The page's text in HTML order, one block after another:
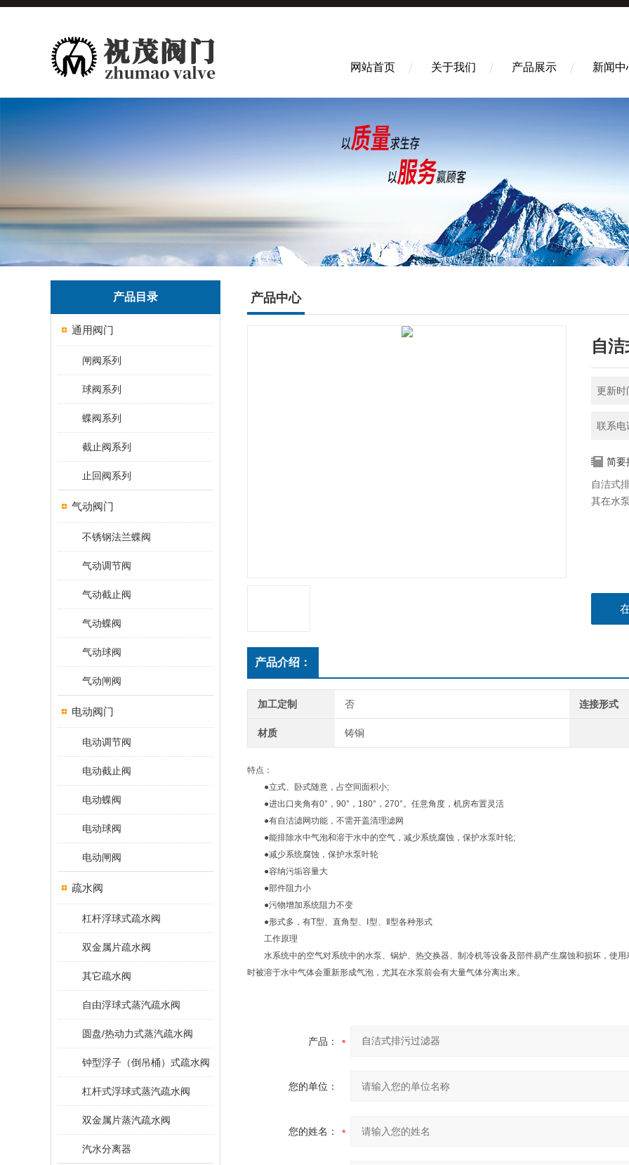
网站首页 关于我们 产品展示 新闻中
产品目录
通用阀门
闸阀系列
球阀系列
蝶阀系列
截止阀系列
止回阀系列
气动阀门
不锈钢法兰蝶阀
气动调节阀
气动截止阀
气动蝶阀
气动球阀
气动闸阀
电动阀门
电动调节阀
电动截止阀
电动蝶阀
电动球阀
电动闸阀
疏水阀
杠杆浮球式疏水阀
双金属片疏水阀
其它疏水阀
自由浮球式蒸汽疏水阀
圆盘/热动力式蒸汽疏水阀
钟型浮子（倒吊桶）式疏水阀
杠杆式浮球式蒸汽疏水阀
双金属片蒸汽疏水阀
汽水分离器
产品中心
自
更新时
联系电
简要
自洁式
其在水
产品介绍：
加工定制 否 连接形式
材质 铸铜
特点：
●立式、卧式随意，占空间面积小;
●进出口夹角有0°，90°，180°，270°。任意角度，机房布置灵活
●有自洁滤网功能，不需开盖清理滤网
●能排除水中气泡和溶于水中的空气，减少系统腐蚀，保护水泵叶轮;
●减少系统腐蚀，保护水泵叶轮
●容纳污垢容量大
●部件阻力小
●污物增加系统阻力不变
●形式多，有T型、直角型、Ⅰ型、Ⅱ型各种形式
工作原理
水系统中的空气对系统中的水泵、锅炉、热交换器、制冷机等设备及部件易产生腐蚀和损坏，使
时被溶于水中气体会重新形成气泡，尤其在水泵前会有大量气体分离出来。
产品：
您的单位：
您的姓名：